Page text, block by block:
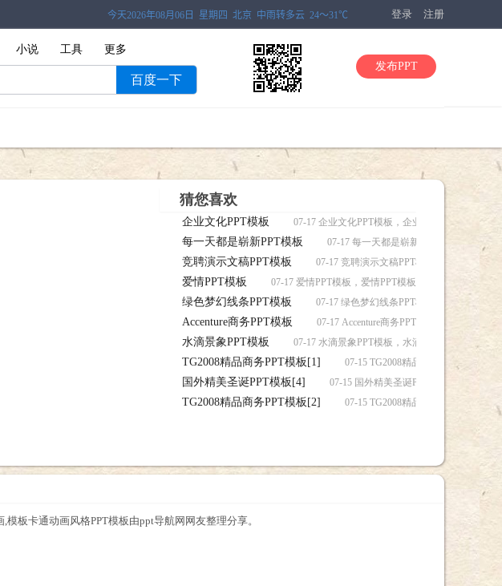
登录 注册
小说 工具 更多
百度一下
发布PPT
猜您喜欢
企业文化PPT模板 07-17 企业文化PPT模板，企业文化PPT模板下载
每一天都是崭新PPT模板 07-17 每一天都是崭新PPT模板，每一天
竞聘演示文稿PPT模板 07-17 竞聘演示文稿PPT模板，竞聘演示文
爱情PPT模板 07-17 爱情PPT模板，爱情PPT模板下载
绿色梦幻线条PPT模板 07-17 绿色梦幻线条PPT模板，绿色梦幻线
Accenture商务PPT模板 07-17 Accenture商务PPT模板，Accenture商
水滴景象PPT模板 07-17 水滴景象PPT模板，水滴景象PPT模板下载
TG2008精品商务PPT模板[1] 07-15 TG2008精品商务PPT模板[1]
国外精美圣诞PPT模板[4] 07-15 国外精美圣诞PPT模板[4]，国外
TG2008精品商务PPT模板[2] 07-15 TG2008精品商务PPT模板[2]
板卡通动画风格PPT模板由ppt导航网网友整理分享。